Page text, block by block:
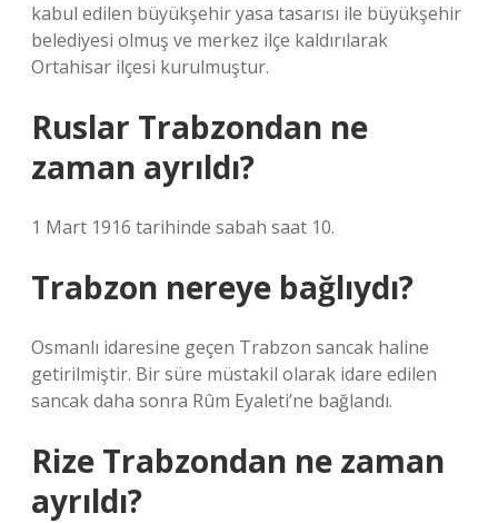
kabul edilen büyükşehir yasa tasarısı ile büyükşehir
belediyesi olmuş ve merkez ilçe kaldırılarak
Ortahisar ilçesi kurulmuştur.
Ruslar Trabzondan ne
zaman ayrıldı?
1 Mart 1916 tarihinde sabah saat 10.
Trabzon nereye bağlıydı?
Osmanlı idaresine geçen Trabzon sancak haline
getirilmiştir. Bir süre müstakil olarak idare edilen
sancak daha sonra Rûm Eyaleti’ne bağlandı.
Rize Trabzondan ne zaman
ayrıldı?